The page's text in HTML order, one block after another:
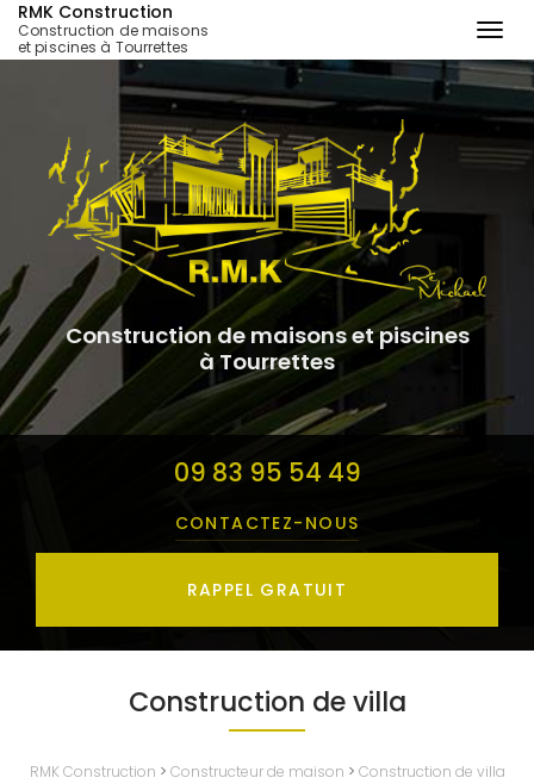
contenu
principal
RMK Construction
Construction de maisons
et piscines à Tourrettes
Construction de maisons et piscines
à Tourrettes
09 83 95 54 49
CONTACTEZ- NOUS
RAPPEL GRATUIT
Construction de villa
RMK Construction > Constructeur de maison > Construction de villa